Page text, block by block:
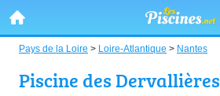
Pays de la Loire > Loire-Atlantique > Nantes
Piscine des Dervallières